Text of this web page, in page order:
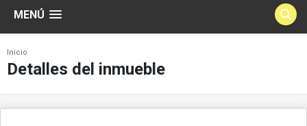
MENÚ
Inicio
Detalles del inmueble